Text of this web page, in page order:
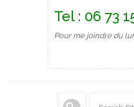
Tel : 06 73
Pour me joindre du